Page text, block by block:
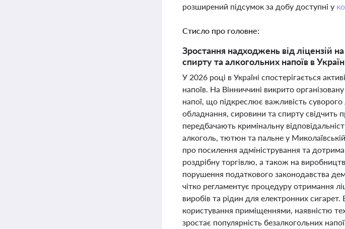
розширений підсумок за добу доступні у
Стисло про головне:
Зростання надходжень від ліцензій
спирту та алкогольних напоїв в
У 2026 році в Україні спостерігається
напоїв. На Вінниччині викрито
напої, що підкреслює важливість суворого
обладнання, сировини та спирту свідчить
передбачають кримінальну
алкоголь, тютюн та пальне у
про посилення адміністрування та
роздрібну торгівлю, а також на
порушення податкового законодавства
чітко регламентує процедуру отримання
виробів та рідин для електронних
користування приміщеннями, наявністю
зростає популярність безалкогольних